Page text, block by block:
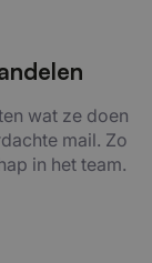
wat ze doen
mail. Zo
in het team.